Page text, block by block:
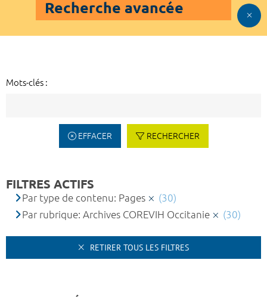
Recherche avancée
Mots-clés :
EFFACER RECHERCHER
FILTRES ACTIFS
Par type de contenu: Pages
(30)
Par rubrique: Archives COREVIH Occitanie
(30)
RETIRER TOUS LES FILTRES